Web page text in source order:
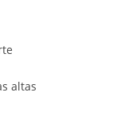
altas